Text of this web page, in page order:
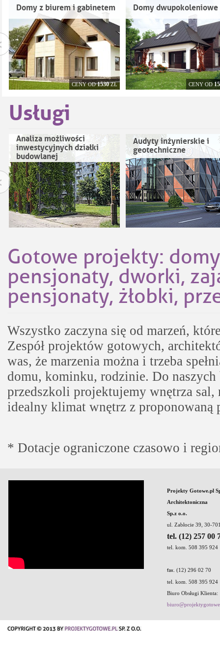
Domy z biurem i gabinetem
CENY OD1530ZŁ
Domy dwupokoleniowe
CENY OD
Usługi
Analiza możliwości
inwestycyjnych działki
budowlanej
Audyty inżynierskie i
geotechniczne
Gotowe projekty:
pensjonaty, dworki,
pensjonaty, żłobki,
Wszystko zaczyna się od marzeń,
Zespół projektów gotowych,
was, że marzenia można i trzeba
domu, kominku, rodzinie. Do
przedszkoli projektujemy wnętrza sal,
idealny klimat wnętrz z proponowaną
* Dotacje ograniczone czasowo i
Projekty Gotowe.pl
Architektoniczna
Sp.z o.o.
ul. Zabłocie 39, 30-
tel. (12) 257 00
tel. kom. 508 395 924
fax . (12) 296 02 70
tel. kom. 508 395 924
Biuro Obsługi Klienta: